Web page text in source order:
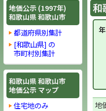
地価公示 (1997年)
和歌山県 和歌山市
都道府県別集計
[和歌山県] の
市町村別集計
和歌山県 和歌山市
地価公示 マップ
住宅地のみ
和
地